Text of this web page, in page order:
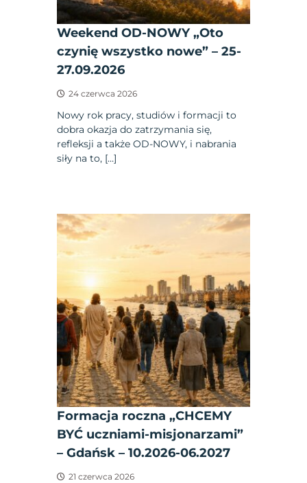
Weekend OD-NOWY „Oto
czynię wszystko nowe” – 25-
27.09.2026
24 czerwca 2026
Nowy rok pracy, studiów i formacji to
dobra okazja do zatrzymania się,
refleksji a także OD-NOWY, i nabrania
siły na to, […]
Formacja roczna „CHCEMY
BYĆ uczniami-misjonarzami”
– Gdańsk – 10.2026-06.2027
21 czerwca 2026